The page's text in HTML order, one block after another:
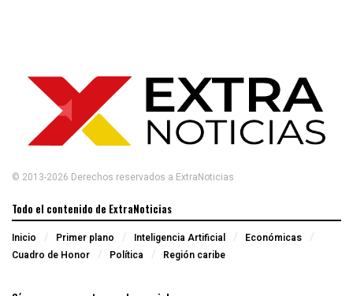
© 2013-2026 Derechos reservados a ExtraNoticias
Todo el contenido de ExtraNoticias
Inicio Primer plano Inteligencia Artificial
Económicas
Cuadro de Honor
Política Región caribe